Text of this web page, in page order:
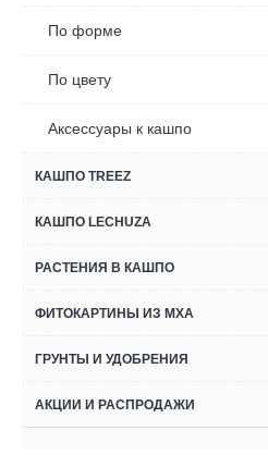
По форме
По цвету
Аксессуары к кашпо
КАШПО TREEZ
КАШПО LECHUZA
РАСТЕНИЯ В КАШПО
ФИТОКАРТИНЫ ИЗ МХА
ГРУНТЫ И УДОБРЕНИЯ
АКЦИИ И РАСПРОДАЖИ